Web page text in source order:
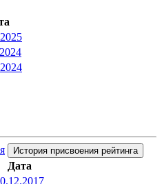
История присвоения рейтинга
Дата